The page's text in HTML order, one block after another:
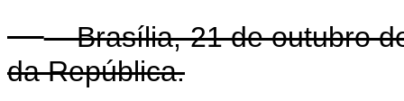
Brasília, 21 de outubro de
da República.